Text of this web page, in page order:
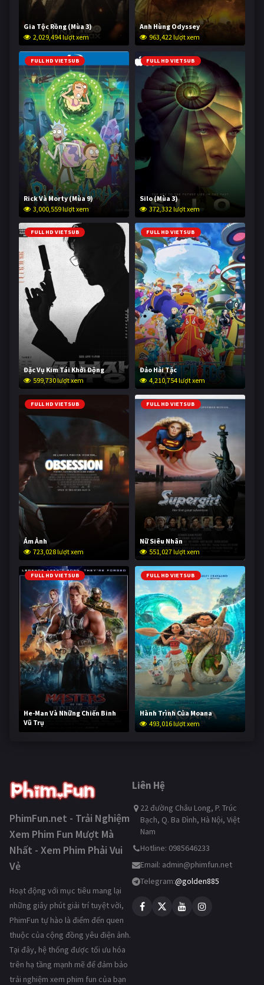
Gia Tộc Rồng (Mùa 3)
2,029,494 lượt xem
Anh Hùng Odyssey
963,422 lượt xem
FULL HD VIETSUB
Rick Và Morty (Mùa 9)
3,000,559 lượt xem
FULL HD VIETSUB
Silo (Mùa 3)
372,332 lượt xem
FULL HD VIETSUB
Đặc Vụ Kim Tái Khởi Động
599,730 lượt xem
FULL HD VIETSUB
Đảo Hải Tặc
4,210,754 lượt xem
FULL HD VIETSUB
Ám Ảnh
723,028 lượt xem
FULL HD VIETSUB
Nữ Siêu Nhân
551,027 lượt xem
FULL HD VIETSUB
He-Man Và Những Chiến Binh
Vũ Trụ
241,933 lượt xem
FULL HD VIETSUB
Hành Trình Của Moana
493,016 lượt xem
PhimFun.net - Trải Nghiệm
Xem Phim Fun Mượt Mà
Nhất - Xem Phim Phải Vui
Vẻ
Hoạt động với mục tiêu mang lại
những giây phút giải trí tuyệt vời,
PhimFun tự hào là điểm đến quen
thuộc của cộng đồng yêu điện ảnh.
Tại đây, hệ thống được tối ưu hóa
trên hạ tầng mạnh mẽ để đảm bảo
trải nghiệm xem phim fun của bạn
Liên Hệ
22 đường Châu Long, P. Trúc
Bạch, Q. Ba Đình, Hà Nội, Việt
Nam
Hotline: 0985646233
Email: admin@phimfun.net
Telegram:@golden885